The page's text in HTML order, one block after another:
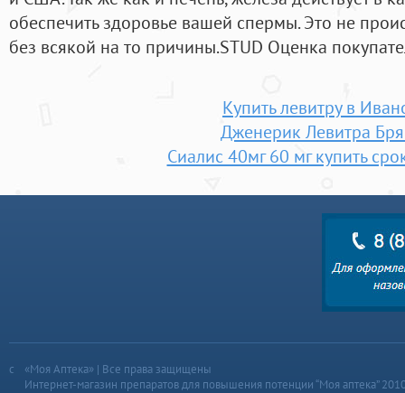
обеспечить здоровье вашей спермы. Это не
без всякой на то причины.STUD Оценка
Купить левитру в
Дженерик Левитра
Сиалис 40мг 60 мг купить
«Моя Аптека» | Все права защищены
Интернет-магазин препаратов для повышения потенции “Моя аптека”